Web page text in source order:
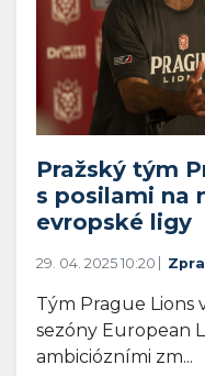
Pražský tým
s posilami na
evropské ligy
29. 04. 2025 10:20
Tým Prague
sezóny European
ambiciózními zm...